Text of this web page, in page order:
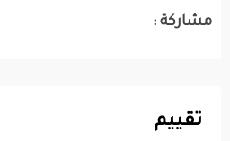
مشاركة :
تقييم